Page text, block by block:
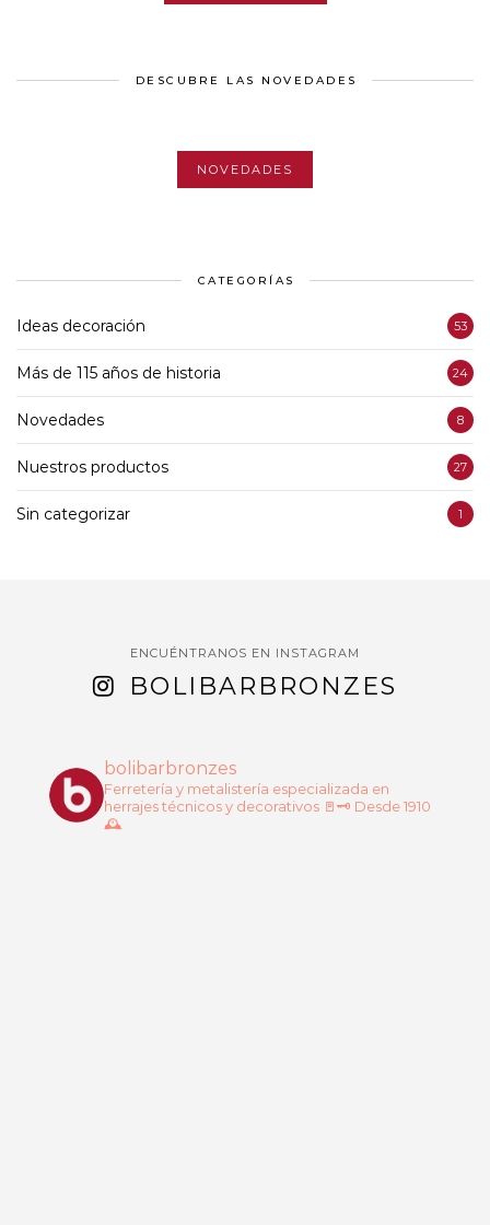
DESCUBRE LAS NOVEDADES
NOVEDADES
CATEGORÍAS
Ideas decoración 53
Más de 115 años de historia 24
Novedades 8
Nuestros productos 27
Sin categorizar 1
ENCUÉNTRANOS EN INSTAGRAM
BOLIBARBRONZES
bolibarbronzes
Ferretería y metalistería especializada en
herrajes técnicos y decorativos 🚪🗝️ Desde 1910
🕰️